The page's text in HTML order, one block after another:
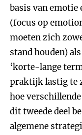
basis van emotie
(focus op
moeten zich
stand houden)
‘korte-lange
praktijk lastig te
hoe
dit tweede deel
algemene